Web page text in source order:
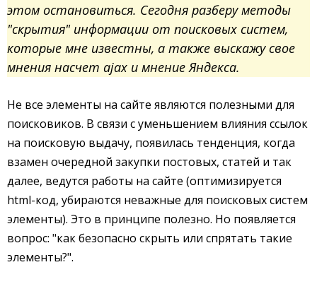
этом остановиться. Сегодня разберу методы
"скрытия" информации от поисковых систем,
которые мне известны, а также выскажу свое
мнения насчет ajax и мнение Яндекса.
Не все элементы на сайте являются полезными для
поисковиков. В связи с уменьшением влияния ссылок
на поисковую выдачу, появилась тенденция, когда
взамен очередной закупки постовых, статей и так
далее, ведутся работы на сайте (оптимизируется
html-код, убираются неважные для поисковых систем
элементы). Это в принципе полезно. Но появляется
вопрос: "как безопасно скрыть или спрятать такие
элементы?".